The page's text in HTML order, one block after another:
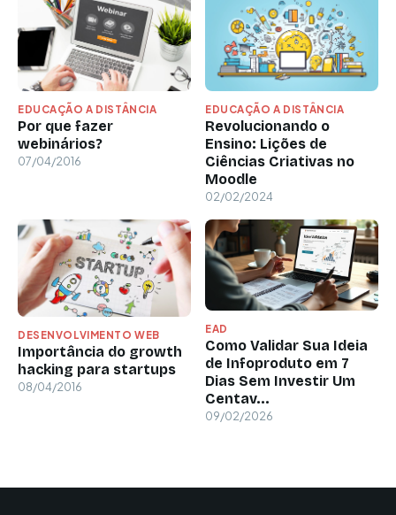
EDUCAÇÃO A DISTÂNCIA
Por que fazer
webinários?
07/04/2016
EDUCAÇÃO A DISTÂNCIA
Revolucionando o
Ensino: Lições de
Ciências Criativas no
Moodle
02/02/2024
DESENVOLVIMENTO WEB
Importância do growth
hacking para startups
08/04/2016
EAD
Como Validar Sua Ideia
de Infoproduto em 7
Dias Sem Investir Um
Centav...
09/02/2026